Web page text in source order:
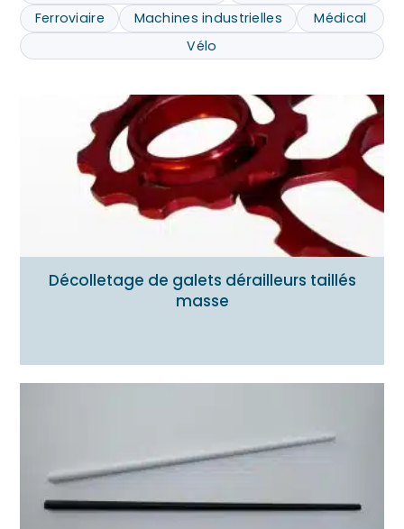
Ferroviaire Machines industrielles
Médical
Vélo
Décolletage de galets dérailleurs taillés
masse